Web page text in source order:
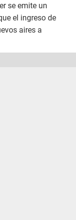
se emite un
el ingreso de
aires a